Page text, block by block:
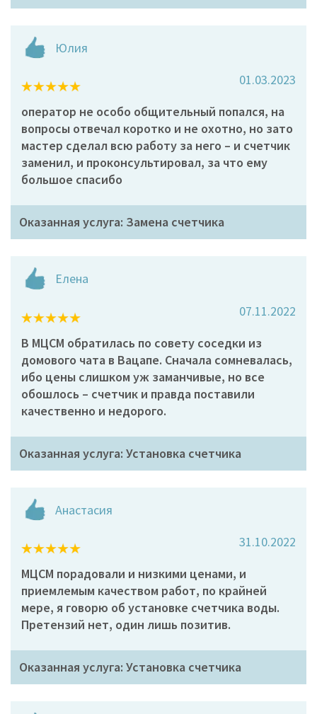
Юлия
01.03.2023
оператор не особо общительный попался, на
вопросы отвечал коротко и не охотно, но зато
мастер сделал всю работу за него – и счетчик
заменил, и проконсультировал, за что ему
большое спасибо
Оказанная услуга: Замена счетчика
Елена
07.11.2022
В МЦСМ обратилась по совету соседки из
домового чата в Вацапе. Сначала сомневалась,
ибо цены слишком уж заманчивые, но все
обошлось – счетчик и правда поставили
качественно и недорого.
Оказанная услуга: Установка счетчика
Анастасия
31.10.2022
МЦСМ порадовали и низкими ценами, и
приемлемым качеством работ, по крайней
мере, я говорю об установке счетчика воды.
Претензий нет, один лишь позитив.
Оказанная услуга: Установка счетчика